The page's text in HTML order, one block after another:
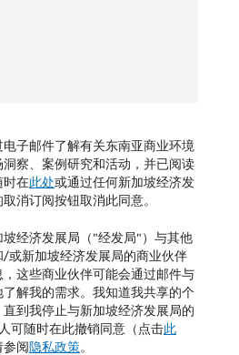
子邮件了解有关东南亚商业环境
洞察、案例研究和活动，并已阅读
时在此处或通过任何新加坡经济发
消订阅按钮取消此同意。
坡经济发展局（"经发局"）与其他
/或新加坡经济发展局的商业伙伴
这些商业伙伴可能会通过邮件与
解我的需求。我知道我共享的个
直到我停止与新加坡经济发展局的
可随时在此撤销同意（点击此
阅 隐私政策。